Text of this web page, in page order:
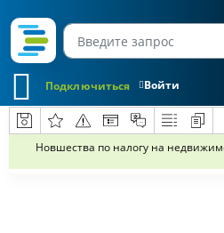
Войти
Подключиться
Новшества по налогу на